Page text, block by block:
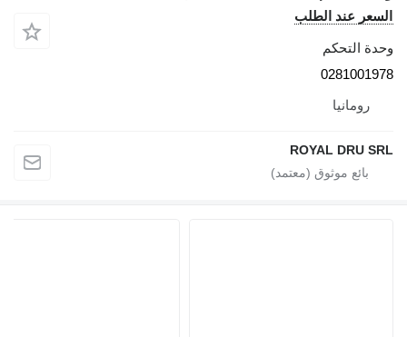
السعر عند الطلب
وحدة التحكم
0281001978
رومانيا
ROYAL DRU SRL